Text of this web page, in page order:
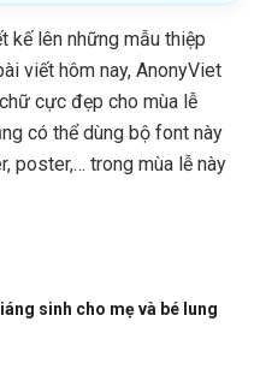
kế lên những mẫu thiệp
viết hôm nay, AnonyViet
cực đẹp cho mùa lễ
có thể dùng bộ font này
poster,… trong mùa lễ này
sinh cho mẹ và bé lung